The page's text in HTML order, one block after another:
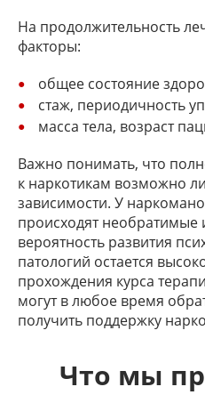
На продолжительность
факторы:
общее состояние
стаж, периодичность
масса тела, возраст
Важно понимать, что
к наркотикам возможно
зависимости. У
происходят необратимые
вероятность развития
патологий остается
прохождения курса
могут в любое время
получить поддержку
Что мы